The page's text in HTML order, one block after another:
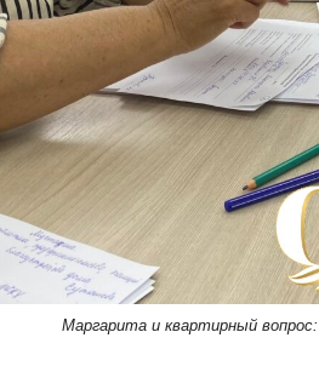
Маргарита и квартирный